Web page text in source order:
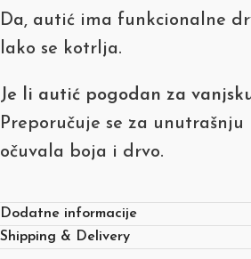
Da, autić ima funkcionalne
lako se kotrlja.
Je li autić pogodan za
Preporučuje se za
očuvala boja i drvo.
Dodatne informacije
Shipping & Delivery